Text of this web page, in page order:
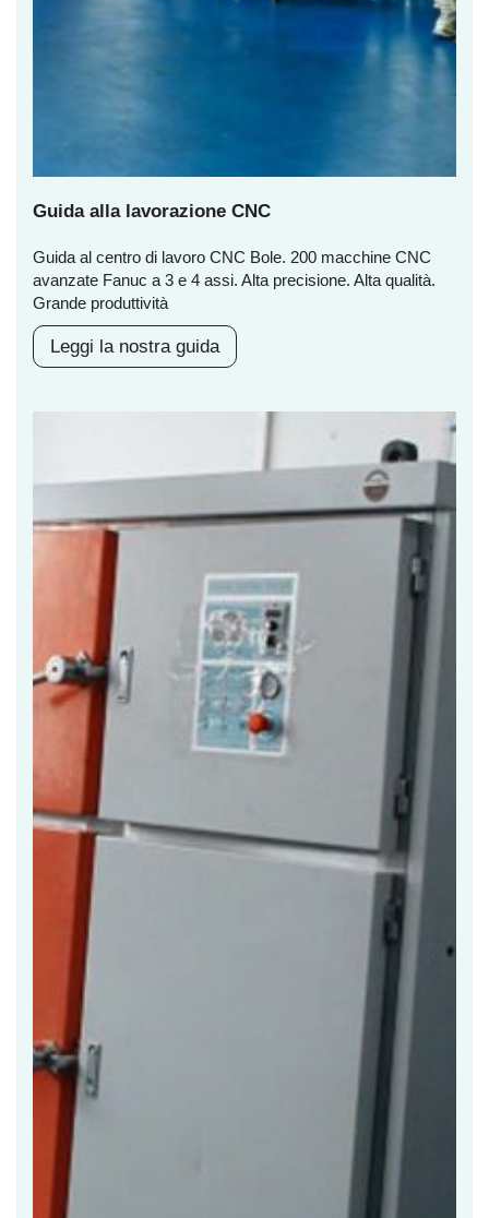
Guida alla lavorazione CNC
Guida al centro di lavoro CNC Bole. 200 macchine CNC
avanzate Fanuc a 3 e 4 assi. Alta precisione. Alta qualità.
Grande produttività
Leggi la nostra guida